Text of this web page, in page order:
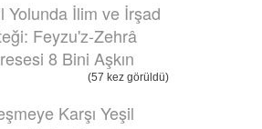
Yolunda İlim ve İrşad
Feyzu'z-Zehrâ
8 Bini Aşkın
(57 kez görüldü)
Karşı Yeşil